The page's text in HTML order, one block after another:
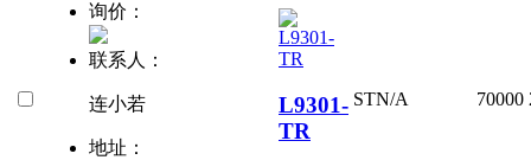
询价：
联系人：
连小若
地址：
L9301-
TR
STN/A 70000